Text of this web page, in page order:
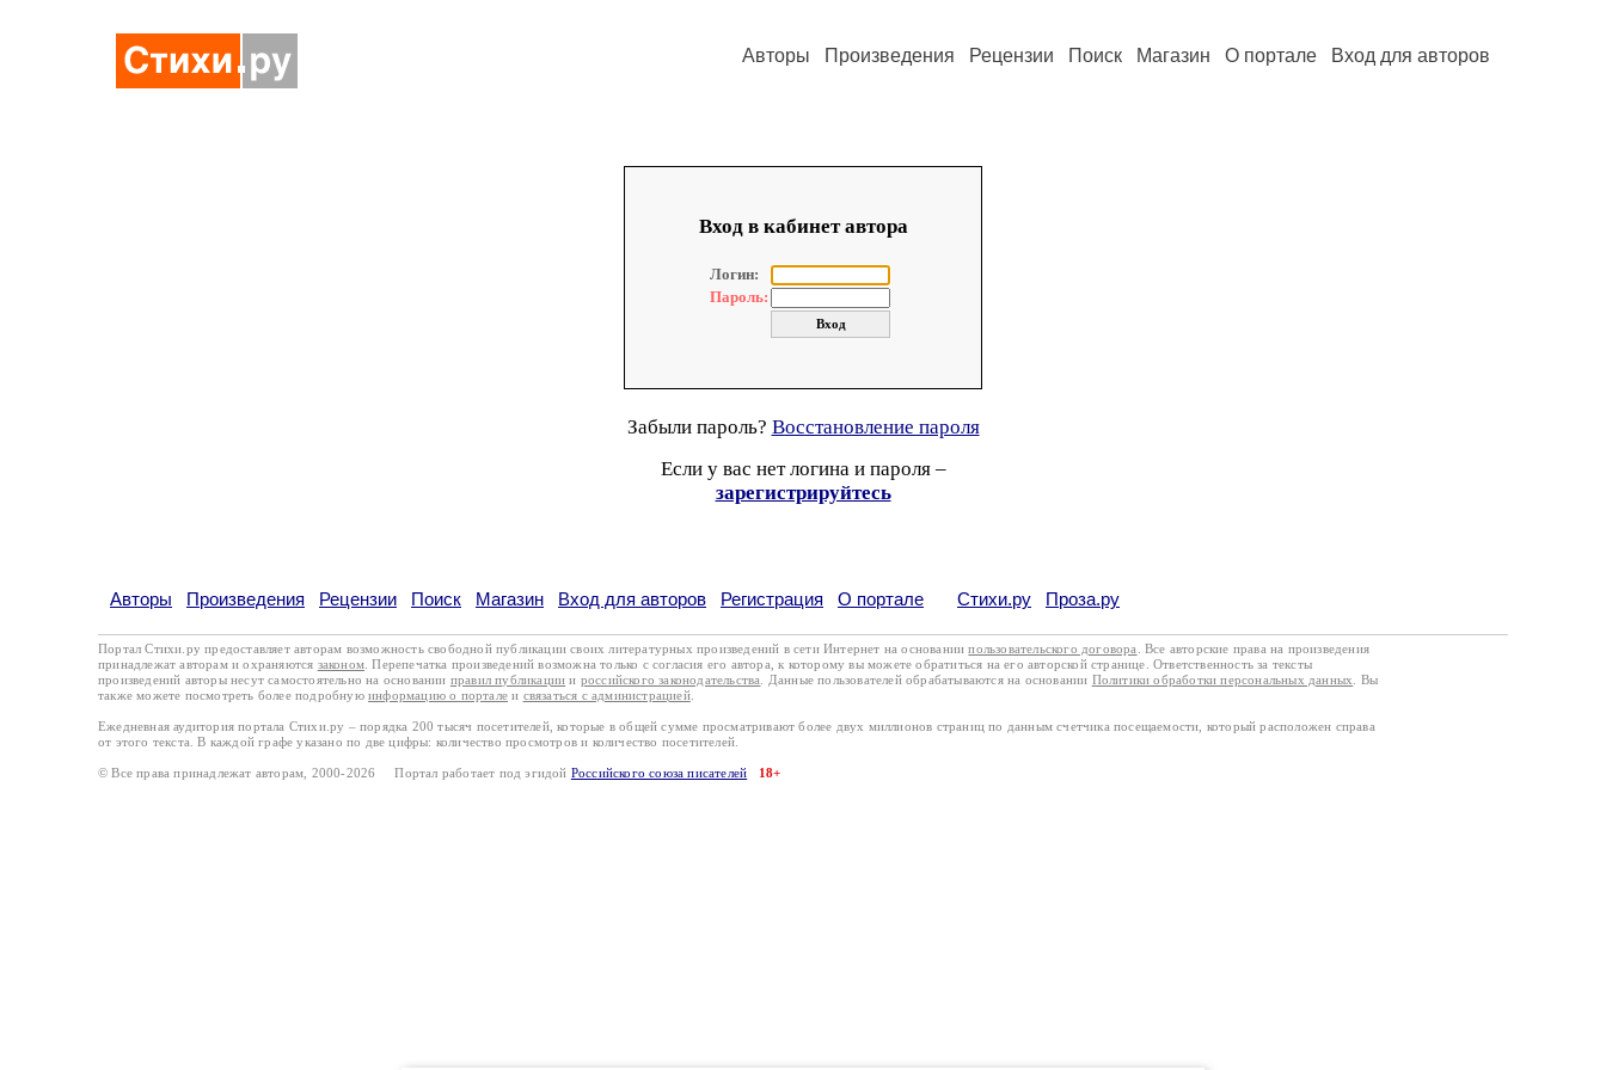
Авторы Произведения Рецензии Поиск Магазин О портале Вход для авторов
Вход в кабинет автора
Логин:
Пароль:
Забыли пароль? Восстановление пароля
Если у вас нет логина и пароля –
зарегистрируйтесь
Авторы Произведения Рецензии Поиск Магазин Вход для авторов Регистрация О портале Стихи.ру Проза.ру
Портал Стихи.ру предоставляет авторам возможность свободной публикации своих литературных произведений в сети Интернет на основаниипользовательского договора
. Все авторские права на произведения
принадлежат авторам и охраняются законом . Перепечатка произведений возможна только с согласия его автора, к которому вы можете обратиться на его авторской странице. Ответственность за тексты
произведений авторы несут самостоятельно на основании правил публикации и российского законодательства . Данные пользователей обрабатываются на основании Политики обработки персональных данных
. Вы
также можете посмотреть более подробную информацию о портале и связаться с администрацией.
Ежедневная аудитория портала Стихи.ру – порядка 200 тысяч посетителей, которые в общей сумме просматривают более двух миллионов страниц по данным счетчика посещаемости, который расположен справа
от этого текста. В каждой графе указано по две цифры: количество просмотров и количество посетителей.
© Все права принадлежат авторам, 2000-2026 Портал работает под эгидой Российского союза писателей 18+